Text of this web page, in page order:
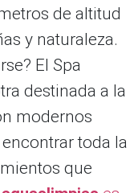
de altitud
y naturaleza.
El Spa
destinada a la
modernos
toda la
que